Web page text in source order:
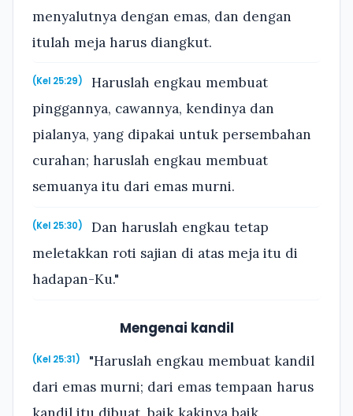
menyalutnya dengan emas, dan dengan
itulah meja harus diangkut.
(Kel 25:29)
Haruslah engkau membuat
pinggannya, cawannya, kendinya dan
pialanya, yang dipakai untuk persembahan
curahan; haruslah engkau membuat
semuanya itu dari emas murni.
(Kel 25:30)
Dan haruslah engkau tetap
meletakkan roti sajian di atas meja itu di
hadapan-Ku."
Mengenai kandil
(Kel 25:31)
"Haruslah engkau membuat kandil
dari emas murni; dari emas tempaan harus